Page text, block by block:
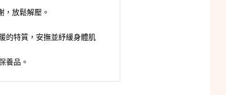
，放鬆解壓。
的特質，安撫並紓緩身體肌
養品。